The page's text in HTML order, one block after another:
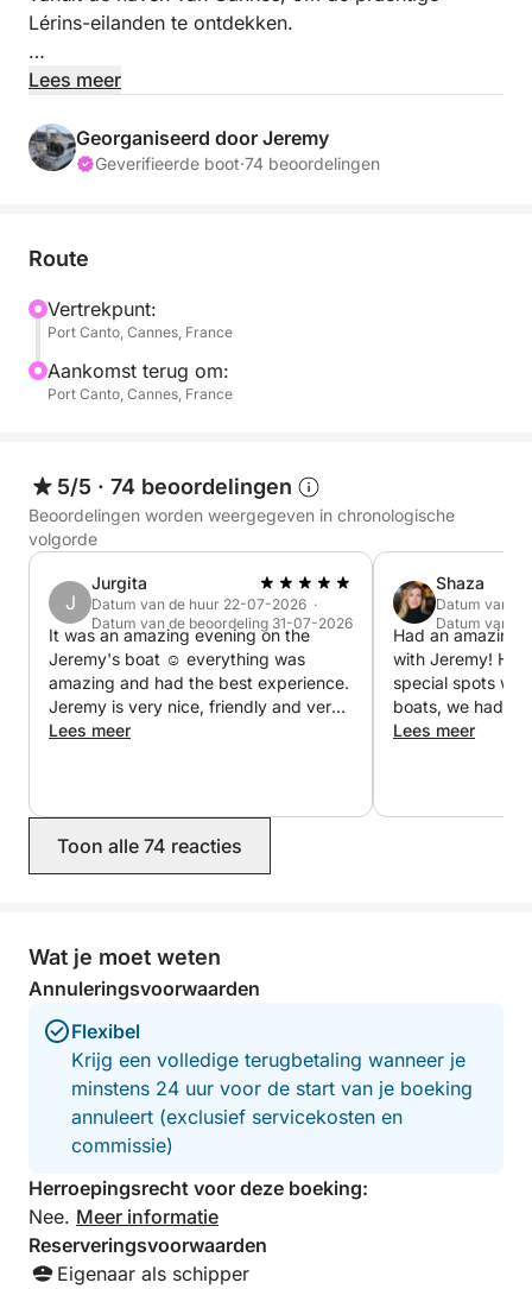
Lérins-eilanden te ontdekken.
Op het programma: zon, turquoise water,
wandeling over de eilanden aan het einde van de
dag.
inbegrepen 😉
deze excursie.
Met 20 jaar ervaring als kok in de koopvaardij heet
ik u van harte welkom aan boord voor een
🛟 Uitrusting aan boord: barbecue, paddleboard,
vinnen, masker, snorkel en opblaasband.
Voor vragen of meer informatie kunt u contact met
mij opnemen via een privébericht op Click&Boat.
Tot snel voor een fantastisch avontuur op zee!
Jeremy
Lees meer
Georganiseerd door Jeremy
Geverifieerde boot·74 beoordelingen
Route
Vertrekpunt:
Port Canto, Cannes, France
Aankomst terug om:
Port Canto, Cannes, France
5/5 · 74 beoordelingen
Beoordelingen worden weergegeven in chronologische
volgorde
J
Jurgita
Datum van de huur 22-07-2026 ·
Datum van de beoordeling 31-07-2026
It was an amazing evening on the
Jeremy's boat ☺️ everything was
amazing and had the best experience.
Jeremy is very nice, friendly and very
welcoming. Thank you
Lees meer
Shaza
Datum van
Datum van
Had an amazing
with Jeremy! He took me to some
special spots
boats, we had
highly
Lees meer
Toon alle 74 reacties
Wat je moet weten
Annuleringsvoorwaarden
Flexibel
Krijg een volledige terugbetaling wanneer je
minstens 24 uur voor de start van je boeking
annuleert (exclusief servicekosten en
commissie)
Herroepingsrecht voor deze boeking:
Nee. Meer informatie
Reserveringsvoorwaarden
Eigenaar als schipper